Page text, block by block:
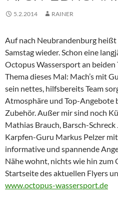
5.2.2014 RAINER
Auf nach Neubrandenburg heißt
Samstag wieder. Schon eine
Octopus Wassersport an beiden
Thema dieses Mal: Mach’s mit
sein nettes, hilfsbereits Team
Atmosphäre und Top-Angebote
Zubehör. Außer mir sind noch
Mathias Brauch, Barsch-
Karpfen-Guru Markus Pelzer
informative und spannende
Nähe wohnt, nichts wie hin zum
Startseite des aktuellen Flyers
www.octopus-wassersport.de